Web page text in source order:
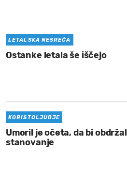
LETALSKA NESREČA
Ostanke letala še iščejo
KORISTOLJUBJE
Umoril je očeta, da bi obdržal
stanovanje